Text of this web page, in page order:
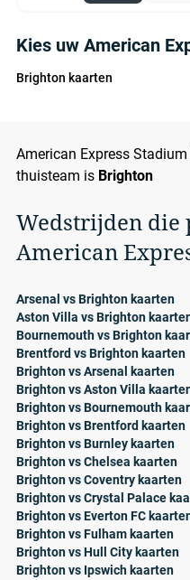
Kies uw American
Brighton kaarten
American Express
thuisteam is Brighton
Wedstrijden die
American
Arsenal vs Brighton kaarten
Aston Villa vs Brighton
Bournemouth vs Brighton
Brentford vs Brighton kaarten
Brighton vs Arsenal kaarten
Brighton vs Aston Villa
Brighton vs Bournemouth
Brighton vs Brentford kaarten
Brighton vs Burnley kaarten
Brighton vs Chelsea kaarten
Brighton vs Coventry kaarten
Brighton vs Crystal Palace
Brighton vs Everton FC
Brighton vs Fulham kaarten
Brighton vs Hull City kaarten
Brighton vs Ipswich kaarten